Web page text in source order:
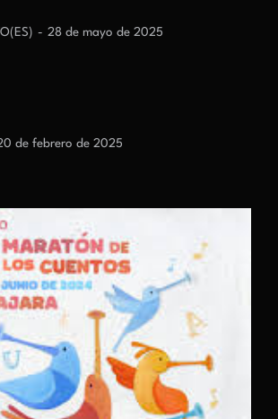
28 de mayo de 2025
de febrero de 2025